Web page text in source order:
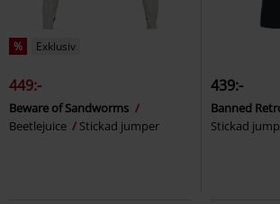
% Exklusiv
449:-
Beware of Sandworms
Beetlejuice
Stickad jumper
439:-
Banned
Stickad